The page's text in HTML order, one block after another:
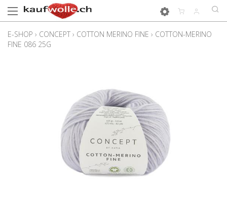
E-SHOP › CONCEPT › COTTON MERINO FINE › COTTON-MERINO
FINE 086 25G